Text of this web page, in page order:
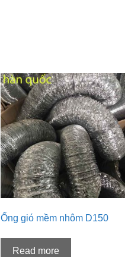
Ống gió mềm nhôm D150
Read more